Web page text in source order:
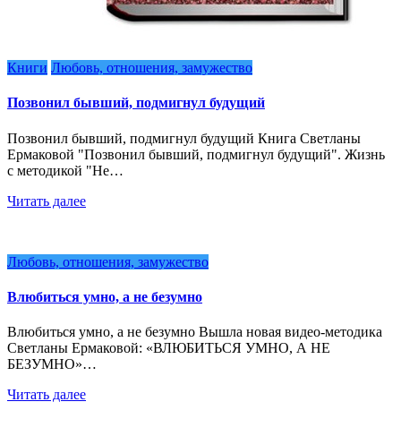
Книги Любовь, отношения, замужество
Позвонил бывший, подмигнул будущий
Позвонил бывший, подмигнул будущий Книга Светланы
Ермаковой "Позвонил бывший, подмигнул будущий". Жизнь
с методикой "Не…
Читать далее
Любовь, отношения, замужество
Влюбиться умно, а не безумно
Влюбиться умно, а не безумно Вышла новая видео-методика
Светланы Ермаковой: «ВЛЮБИТЬСЯ УМНО, А НЕ
БЕЗУМНО»…
Читать далее